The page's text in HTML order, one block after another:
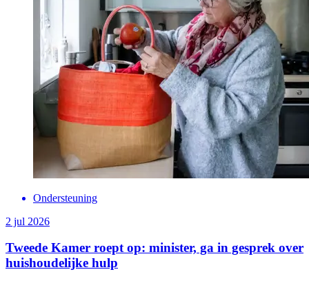
Lees meer
Ondersteuning
2 jul 2026
Tweede Kamer roept op: minister, ga in gesprek over
huishoudelijke hulp